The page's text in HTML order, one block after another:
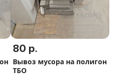
80 р.
Вывоз мусора на полигон
ТБО